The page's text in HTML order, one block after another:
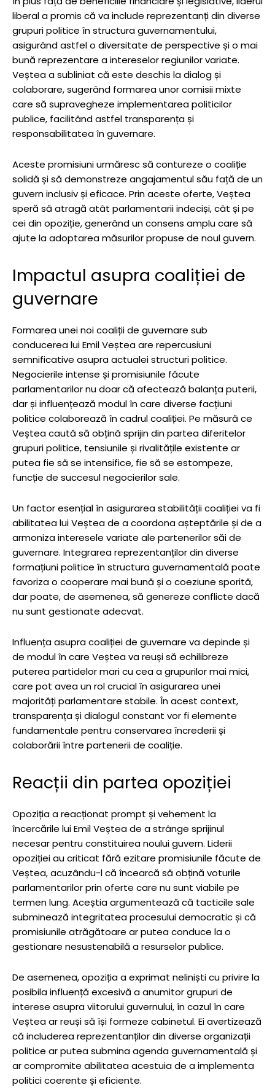
liberal a promis că va include reprezentanți din diverse
grupuri politice în structura guvernamentului,
asigurând astfel o diversitate de perspective și o mai
bună reprezentare a intereselor regiunilor variate.
Veștea a subliniat că este deschis la dialog și
colaborare, sugerând formarea unor comisii mixte
care să supravegheze implementarea politicilor
publice, facilitând astfel transparența și
responsabilitatea în guvernare.
Aceste promisiuni urmăresc să contureze o coaliție
solidă și să demonstreze angajamentul său față de un
guvern inclusiv și eficace. Prin aceste oferte, Veștea
speră să atragă atât parlamentarii indeciși, cât și pe
cei din opoziție, generând un consens amplu care să
ajute la adoptarea măsurilor propuse de noul guvern.
Impactul asupra coaliției de
guvernare
Formarea unei noi coaliții de guvernare sub
conducerea lui Emil Veștea are repercusiuni
semnificative asupra actualei structuri politice.
Negocierile intense și promisiunile făcute
parlamentarilor nu doar că afectează balanța puterii,
dar și influențează modul în care diverse facțiuni
politice colaborează în cadrul coaliției. Pe măsură ce
Veștea caută să obțină sprijin din partea diferitelor
grupuri politice, tensiunile și rivalitățile existente ar
putea fie să se intensifice, fie să se estompeze,
funcție de succesul negocierilor sale.
Un factor esențial în asigurarea stabilității coaliției va fi
abilitatea lui Veștea de a coordona așteptările și de a
armoniza interesele variate ale partenerilor săi de
guvernare. Integrarea reprezentanților din diverse
formațiuni politice în structura guvernamentală poate
favoriza o cooperare mai bună și o coeziune sporită,
dar poate, de asemenea, să genereze conflicte dacă
nu sunt gestionate adecvat.
Influența asupra coaliției de guvernare va depinde și
de modul în care Veștea va reuși să echilibreze
puterea partidelor mari cu cea a grupurilor mai mici,
care pot avea un rol crucial în asigurarea unei
majorități parlamentare stabile. În acest context,
transparența și dialogul constant vor fi elemente
fundamentale pentru conservarea încrederii și
colaborării între partenerii de coaliție.
Reacții din partea opoziției
Opoziția a reacționat prompt și vehement la
încercările lui Emil Veștea de a strânge sprijinul
necesar pentru constituirea noului guvern. Liderii
opoziției au criticat fără ezitare promisiunile făcute de
Veștea, acuzându-l că încearcă să obțină voturile
parlamentarilor prin oferte care nu sunt viabile pe
termen lung. Aceștia argumentează că tacticile sale
subminează integritatea procesului democratic și că
promisiunile atrăgătoare ar putea conduce la o
gestionare nesustenabilă a resurselor publice.
De asemenea, opoziția a exprimat neliniști cu privire la
posibila influență excesivă a anumitor grupuri de
interese asupra viitorului guvernului, în cazul în care
Veștea ar reuși să își formeze cabinetul. Ei avertizează
că includerea reprezentanților din diverse organizații
politice ar putea submina agenda guvernamentală și
ar compromite abilitatea acestuia de a implementa
politici coerente și eficiente.